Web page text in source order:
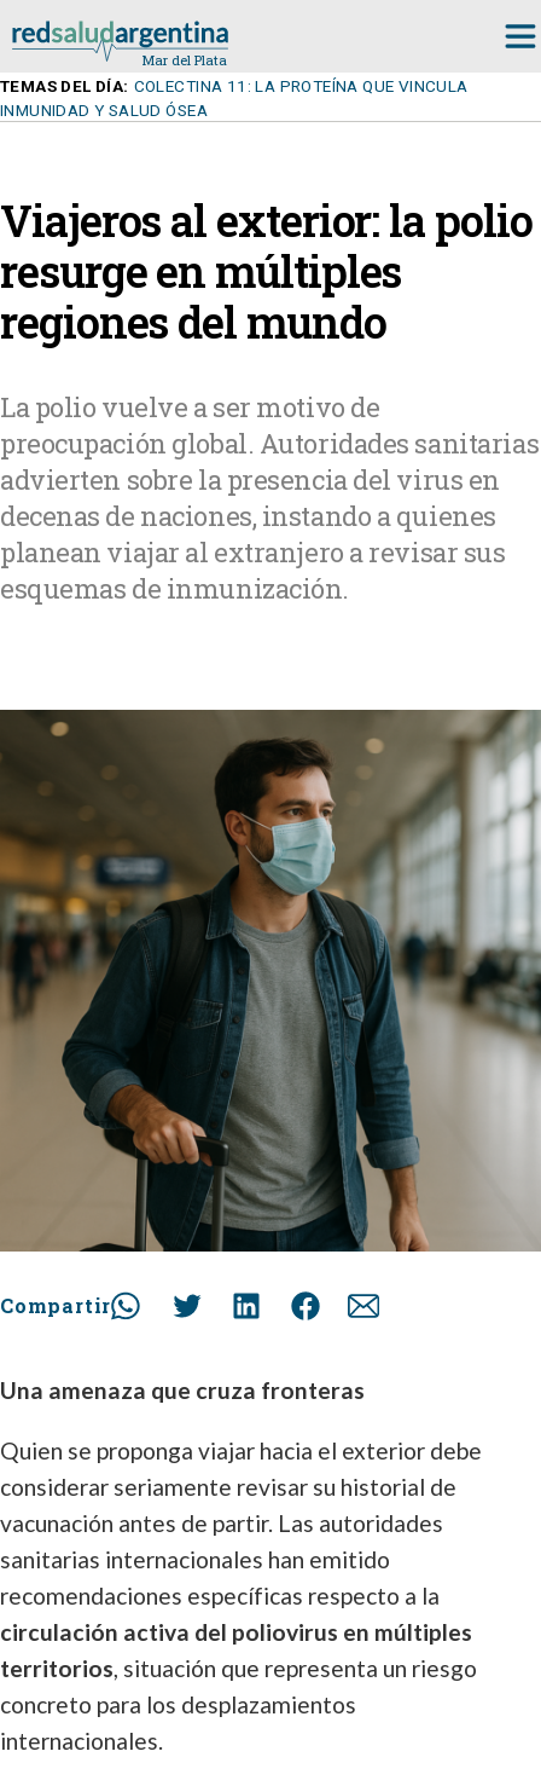
TEMAS DEL DÍA: COLECTINA 11: LA PROTEÍNA QUE VINCULA
INMUNIDAD Y SALUD ÓSEA
Viajeros al exterior: la polio
resurge en múltiples
regiones del mundo
La polio vuelve a ser motivo de
preocupación global. Autoridades sanitarias
advierten sobre la presencia del virus en
decenas de naciones, instando a quienes
planean viajar al extranjero a revisar sus
esquemas de inmunización.
Compartir
Una amenaza que cruza fronteras
Quien se proponga viajar hacia el exterior debe
considerar seriamente revisar su historial de
vacunación antes de partir. Las autoridades
sanitarias internacionales han emitido
recomendaciones específicas respecto a la
circulación activa del poliovirus en múltiples
territorios, situación que representa un riesgo
concreto para los desplazamientos
internacionales.